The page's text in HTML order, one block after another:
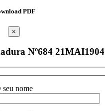
PDF
×
Nº684 21MAI1904
seu nome